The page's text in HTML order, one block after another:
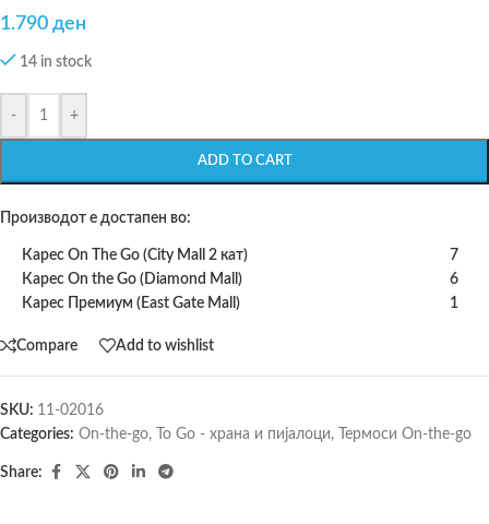
1.790 ден
14 in stock
- +
ADD TO CART
Производот е достапен во:
Карес On The Go (City Mall 2 кат)
7
Карес On the Go (Diamond Mall)
6
Карес Премиум (East Gate Mall)
1
Compare Add to wishlist
SKU: 11-02016
Categories: On-the-go, To Go - храна и пијалоци, Термоси On-the-go
Share: